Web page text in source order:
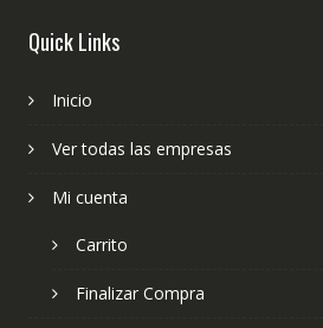
Quick Links
Inicio
Ver todas las empresas
Mi cuenta
Carrito
Finalizar Compra